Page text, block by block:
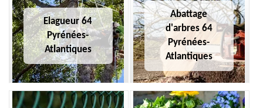
Elagueur 64
Pyrénées-
Atlantiques
Abattage
d'arbres 64
Pyrénées-
Atlantiques